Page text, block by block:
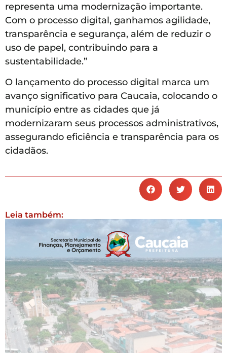
representa uma modernização importante.
Com o processo digital, ganhamos agilidade,
transparência e segurança, além de reduzir o
uso de papel, contribuindo para a
sustentabilidade.”
O lançamento do processo digital marca um
avanço significativo para Caucaia, colocando o
município entre as cidades que já
modernizaram seus processos administrativos,
assegurando eficiência e transparência para os
cidadãos.
Leia também: